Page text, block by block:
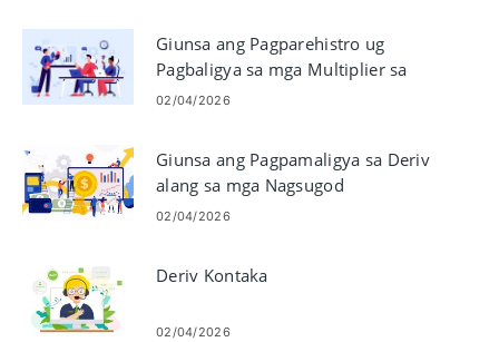
Giunsa ang Pagparehistro ug
Pagbaligya sa mga Multiplier sa
Deriv
02/04/2026
Giunsa ang Pagpamaligya sa Deriv
alang sa mga Nagsugod
02/04/2026
Deriv Kontaka
02/04/2026